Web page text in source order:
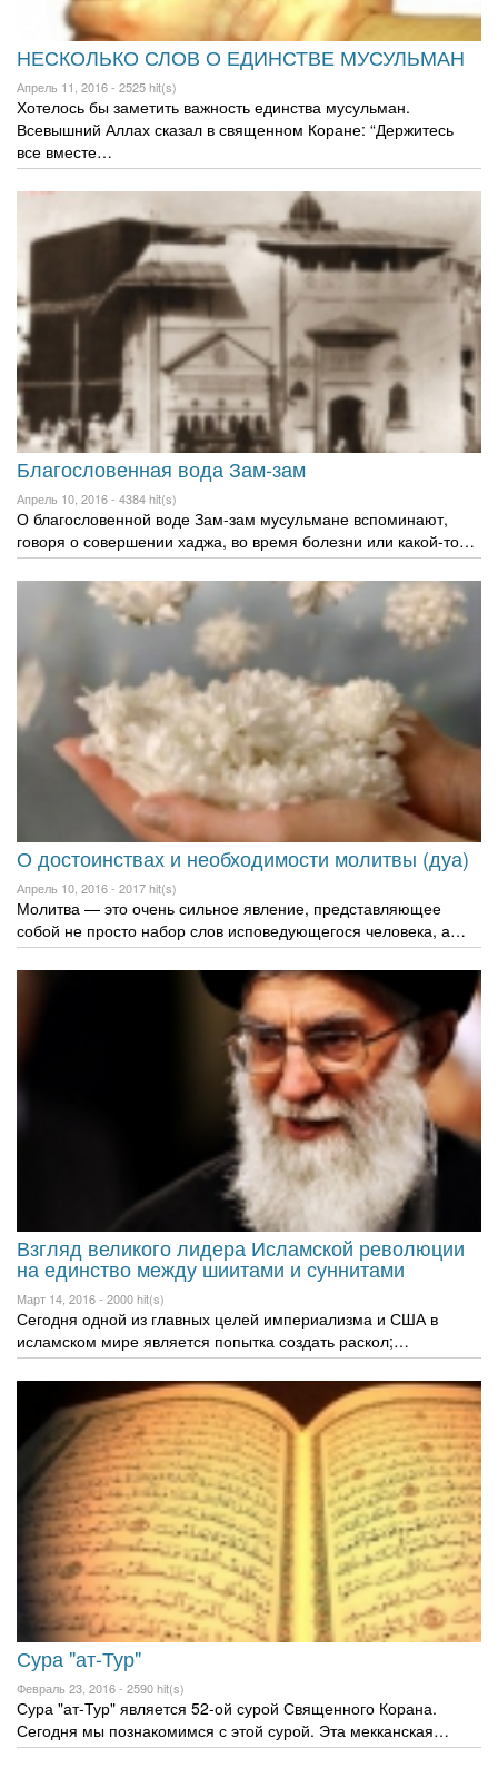
НЕСКОЛЬКО СЛОВ О ЕДИНСТВЕ МУСУЛЬМАН
Апрель 11, 2016 - 2525 hit(s)
Хотелось бы заметить важность единства мусульман.
Всевышний Аллах сказал в священном Коране: “Держитесь
все вместе…
Благословенная вода Зам-зам
Апрель 10, 2016 - 4384 hit(s)
О благословенной воде Зам-зам мусульмане вспоминают,
говоря о совершении хаджа, во время болезни или какой-то…
О достоинствах и необходимости молитвы (дуа)
Апрель 10, 2016 - 2017 hit(s)
Молитва — это очень сильное явление, представляющее
собой не просто набор слов исповедующегося человека, а…
Взгляд великого лидера Исламской революции
на единство между шиитами и суннитами
Март 14, 2016 - 2000 hit(s)
Сегодня одной из главных целей империализма и США в
исламском мире является попытка создать раскол;…
Сура "ат-Тур"
Февраль 23, 2016 - 2590 hit(s)
Сура "ат-Тур" является 52-ой сурой Священного Корана.
Сегодня мы познакомимся с этой сурой. Эта мекканская…